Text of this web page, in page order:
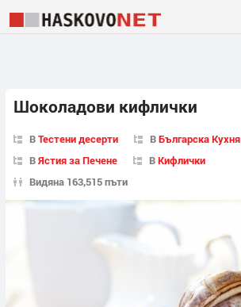
Шоколадови кифлички
ВТестени десерти ВБългарска Кухня
ВЯстия за Печене ВКифлички
Видяна 163,515 пъти